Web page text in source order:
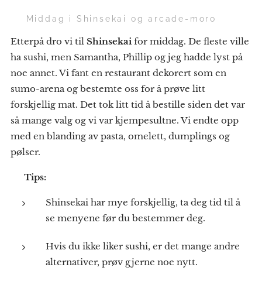
🍽 Middag i Shinsekai og arcade-moro
Etterpå dro vi til Shinsekaifor middag. De fleste ville
ha sushi, men Samantha, Phillip og jeg hadde lyst på
noe annet. Vi fant en restaurant dekorert som en
sumo-arena og bestemte oss for å prøve litt
forskjellig mat. Det tok litt tid å bestille siden det var
så mange valg og vi var kjempesultne. Vi endte opp
med en blanding av pasta, omelett, dumplings og
pølser.
Tips:
Shinsekai har mye forskjellig, ta deg tid til å
se menyene før du bestemmer deg.
Hvis du ikke liker sushi, er det mange andre
alternativer, prøv gjerne noe nytt.